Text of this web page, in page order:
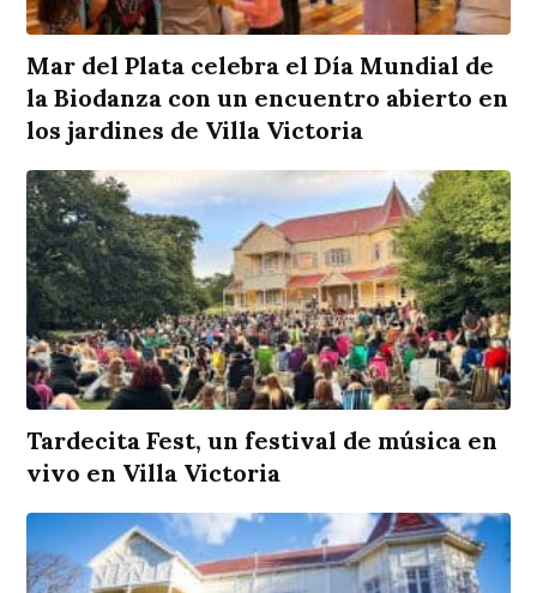
Mar del Plata celebra el Día Mundial de
la Biodanza con un encuentro abierto en
los jardines de Villa Victoria
Tardecita Fest, un festival de música en
vivo en Villa Victoria